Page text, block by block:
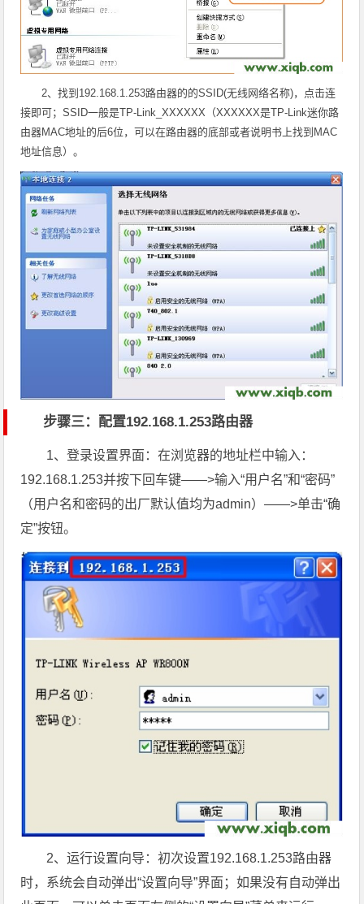
2、找到192.168.1.253路由器的的SSID(无线网络名称)，点击连
接即可；SSID一般是TP-Link_XXXXXX（XXXXXX是TP-Link迷你路
由器MAC地址的后6位，可以在路由器的底部或者说明书上找到MAC
地址信息）。
步骤三：配置192.168.1.253路由器
1、登录设置界面：在浏览器的地址栏中输入：
192.168.1.253并按下回车键——>输入“用户名”和“密码”
（用户名和密码的出厂默认值均为admin）——>单击“确
定”按钮。
2、运行设置向导：初次设置192.168.1.253路由器
时，系统会自动弹出“设置向导”界面；如果没有自动弹出